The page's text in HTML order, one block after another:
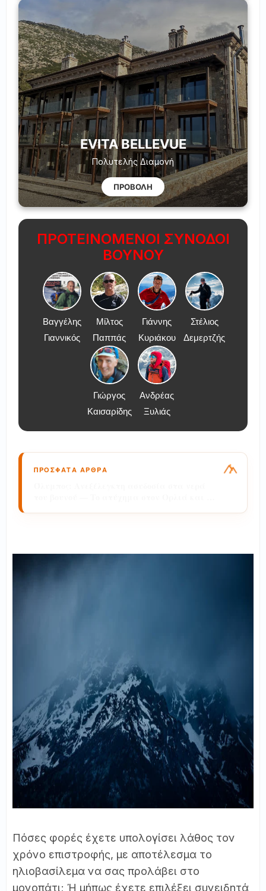
EVITA BELLEVUE
Πολυτελής Διαμονή
ΠΡΟΒΟΛΗ
ΠΡΟΤΕΙΝΟΜΕΝΟΙ ΣΥΝΟΔΟΙ
ΒΟΥΝΟΥ
Βαγγέλης
Γιαννικός
Μίλτος
Παππάς
Γιάννης
Κυριάκου
Στέλιος
Δεμερτζής
Γιώργος
Καισαρίδης
Ανδρέας
Ξυλιάς
ΠΡΟΣΦΑΤΑ ΑΡΘΡΑ
Πόσες φορές έχετε υπολογίσει λάθος τον
χρόνο επιστροφής, με αποτέλεσμα το
ηλιοβασίλεμα να σας προλάβει στο
μονοπάτι; Ή μήπως έχετε επιλέξει συνειδητά